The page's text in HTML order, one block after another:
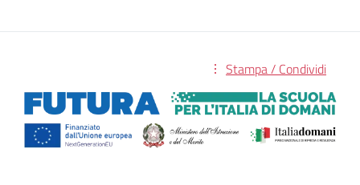
Stampa / Condividi